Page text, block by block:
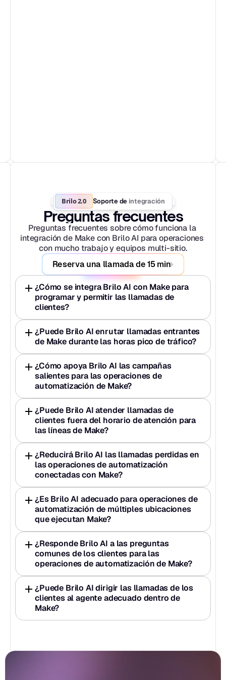
Brilo 2.0 Soporte de integración
Preguntas frecuentes
Preguntas frecuentes sobre cómo funciona la
integración de Make con Brilo AI para operaciones
con mucho trabajo y equipos multi-sitio.
Reserva una llamada de 15 min
¿Cómo se integra Brilo AI con Make para
programar y permitir las llamadas de
clientes?
¿Puede Brilo AI enrutar llamadas entrantes
de Make durante las horas pico de tráfico?
¿Cómo apoya Brilo AI las campañas
salientes para las operaciones de
automatización de Make?
¿Puede Brilo AI atender llamadas de
clientes fuera del horario de atención para
las líneas de Make?
¿Reducirá Brilo AI las llamadas perdidas en
las operaciones de automatización
conectadas con Make?
¿Es Brilo AI adecuado para operaciones de
automatización de múltiples ubicaciones
que ejecutan Make?
¿Responde Brilo AI a las preguntas
comunes de los clientes para las
operaciones de automatización de Make?
¿Puede Brilo AI dirigir las llamadas de los
clientes al agente adecuado dentro de
Make?